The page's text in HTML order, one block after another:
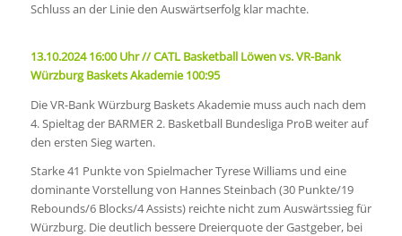
Schluss an der Linie den Auswärtserfolg klar machte.
13.10.2024 16:00 Uhr // CATL Basketball Löwen vs. VR-Bank
Würzburg Baskets Akademie 100:95
Die VR-Bank Würzburg Baskets Akademie muss auch nach dem
4. Spieltag der BARMER 2. Basketball Bundesliga ProB weiter auf
den ersten Sieg warten.
Starke 41 Punkte von Spielmacher Tyrese Williams und eine
dominante Vorstellung von Hannes Steinbach (30 Punkte/19
Rebounds/6 Blocks/4 Assists) reichte nicht zum Auswärtssieg für
Würzburg. Die deutlich bessere Dreierquote der Gastgeber, bei